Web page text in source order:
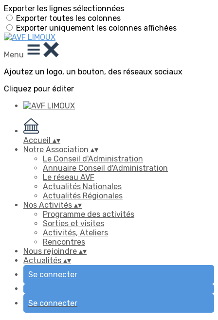
Exporter les lignes sélectionnées
Exporter toutes les colonnes
Exporter uniquement les colonnes affichées
Menu
Ajoutez un logo, un bouton, des réseaux sociaux
Cliquez pour éditer
Accueil ▴▾
Notre Association ▴▾
Le Conseil d'Administration
Annuaire Conseil d'Administration
Le réseau AVF
Actualités Nationales
Actualités Régionales
Nos Activités ▴▾
Programme des activités
Sorties et visites
Activités, Ateliers
Rencontres
Nous rejoindre ▴▾
Actualités ▴▾
Se connecter
Se connecter